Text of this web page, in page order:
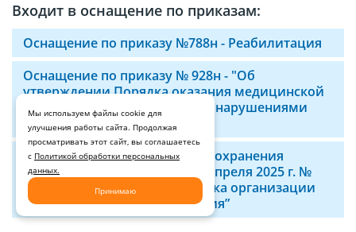
Входит в оснащение по приказам:
Оснащение по приказу №788н - Реабилитация
Оснащение по приказу № 928н - "Об
утверждении Порядка оказания медицинской
помощи больным с острыми нарушениями
мозгового кровообращения"
Приказ Министерства здравоохранения
Российской Федерации от 7 апреля 2025 г. №
169н “Об утверждении Порядка организации
санаторно-курортного лечения”
Мы используем файлы cookie для
улучшения работы сайта. Продолжая
просматривать этот сайт, вы соглашаетесь
с Политикой обработки персональных
данных.
Принимаю